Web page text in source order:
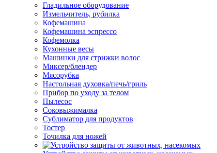
Гладильное оборудование
Измельчитель, рубилка
Кофемашина
Кофемашина эспрессо
Кофемолка
Кухонные весы
Машинки для стрижки волос
Миксер/блендер
Мясорубка
Настольная духовка/печь/гриль
Прибор по уходу за телом
Пылесос
Соковыжималка
Сублиматор для продуктов
Тостер
Точилка для ножей